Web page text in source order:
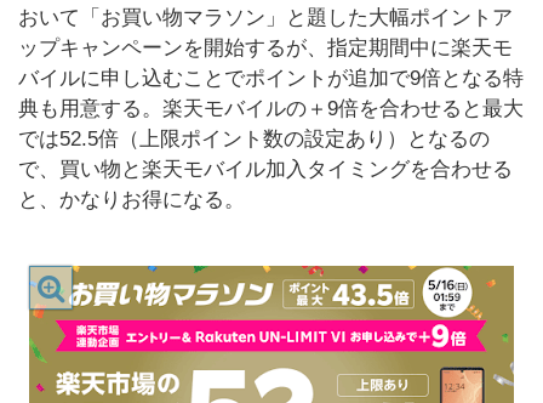
おいて「お買い物マラソン」と題した大幅ポイントア
ップキャンペーンを開始するが、指定期間中に楽天モ
バイルに申し込むことでポイントが追加で9倍となる特
典も用意する。楽天モバイルの＋9倍を合わせると最大
では52.5倍（上限ポイント数の設定あり）となるの
で、買い物と楽天モバイル加入タイミングを合わせる
と、かなりお得になる。